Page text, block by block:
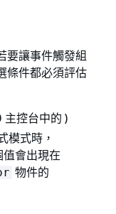
要讓事件觸發組
條件都必須評估
主控台中的 )
模式時，
會出現在
物件的